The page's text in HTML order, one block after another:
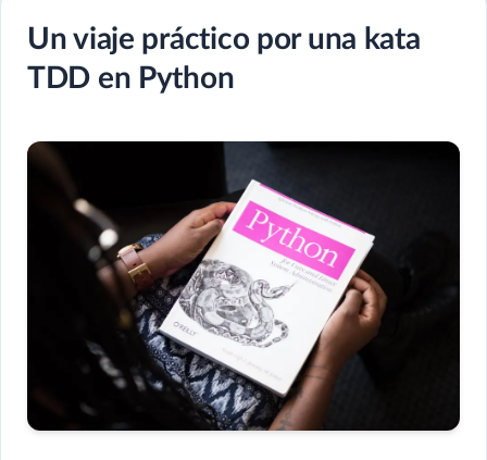
Un viaje práctico por una kata
TDD en Python